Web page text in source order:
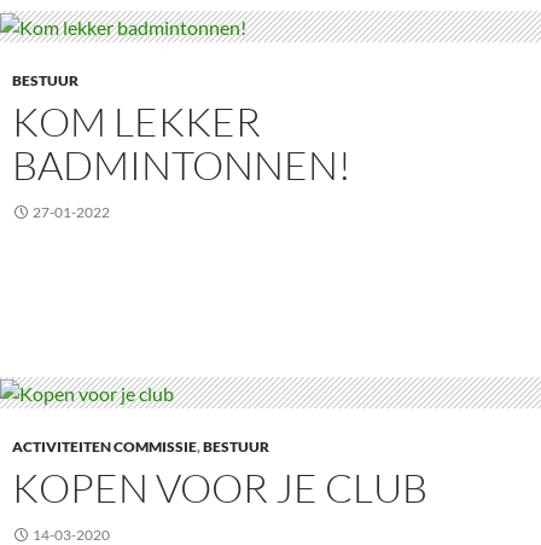
BESTUUR
KOM LEKKER
BADMINTONNEN!
27-01-2022
ACTIVITEITEN COMMISSIE,BESTUUR
KOPEN VOOR JE CLUB
14-03-2020